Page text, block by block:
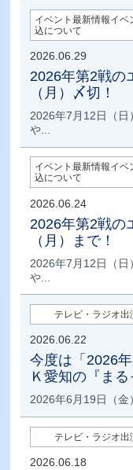
イベント最新情報イベ
込について
2026.06.29
2026年第2戦の
（月）〆切！
2026年7月12日（日
や...
イベント最新情報イベ
込について
2026.06.24
2026年第2戦の
（月）まで！
2026年7月12日（日
や...
テレビ・ラジオ出
2026.06.22
今度は「2026
Ｋ愛知の『ま
2026年6月19日（金
テレビ・ラジオ出
2026.06.18